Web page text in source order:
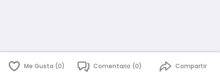
Me Gusta (0) Comentario (0) Compartir